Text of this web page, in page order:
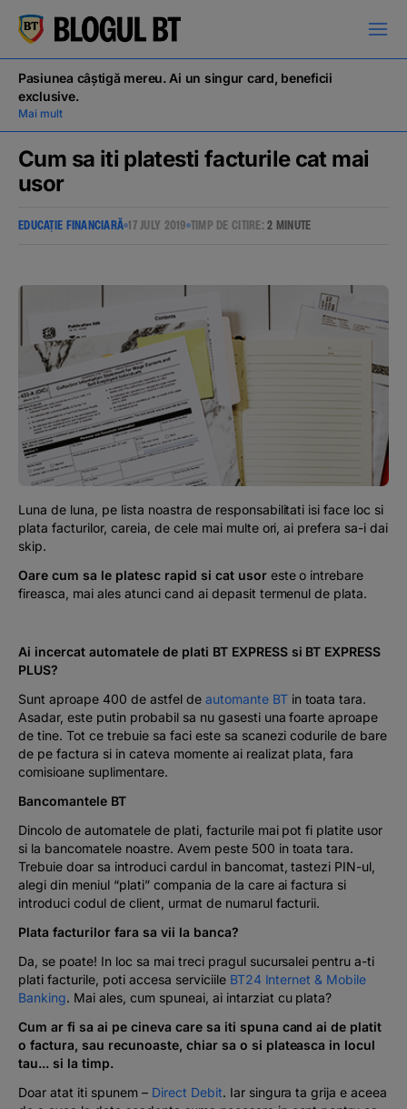
кириллица
Evenimente
Podcast
The MacRO Zone
Pentru antreprenori
Banking, pe relaxare
Pasiunea câștigă mereu. Ai un singur card, beneficii
exclusive.
Mai mult
Cum sa iti platesti facturile cat mai
usor
EDUCAȚIE FINANCIARĂ 17 JULY 2019 TIMP DE CITIRE:2 MINUTE
Luna de luna, pe lista noastra de responsabilitati isi face loc si
plata facturilor, careia, de cele mai multe ori, ai prefera sa-i dai
skip.
Oare cum sa le platesc rapid si cat usoreste o intrebare
fireasca, mai ales atunci cand ai depasit termenul de plata.
Ai incercat automatele de plati BT EXPRESS si BT EXPRESS
PLUS?
Sunt aproape 400 de astfel de automante BTin toata tara.
Asadar, este putin probabil sa nu gasesti una foarte aproape
de tine. Tot ce trebuie sa faci este sa scanezi codurile de bare
de pe factura si in cateva momente ai realizat plata, fara
comisioane suplimentare.
Bancomantele BT
Dincolo de automatele de plati, facturile mai pot fi platite usor
si la bancomatele noastre. Avem peste 500 in toata tara.
Trebuie doar sa introduci cardul in bancomat, tastezi PIN-ul,
alegi din meniul “plati” compania de la care ai factura si
introduci codul de client, urmat de numarul facturii.
Plata facturilor fara sa vii la banca?
Da, se poate! In loc sa mai treci pragul sucursalei pentru a-ti
plati facturile, poti accesa serviciile BT24 Internet & Mobile
Banking. Mai ales, cum spuneai, ai intarziat cu plata?
Cum ar fi sa ai pe cineva care sa iti spuna cand ai de platit
o factura, sau recunoaste, chiar sa o si plateasca in locul
tau... si la timp.
Doar atat iti spunem – Direct Debit. Iar singura ta grija e aceea